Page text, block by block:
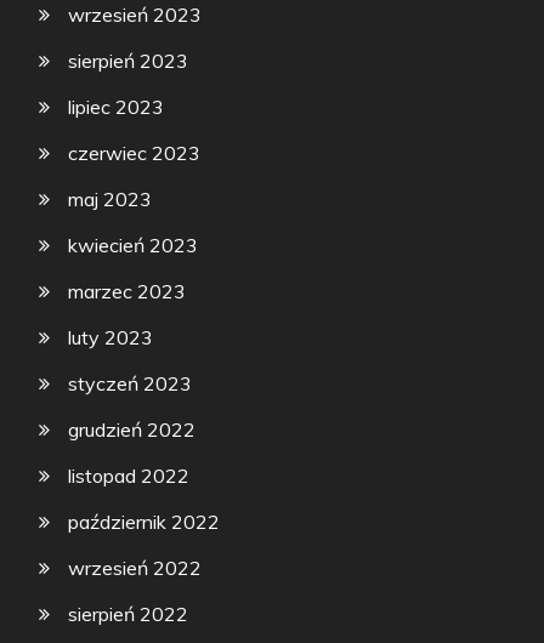
wrzesień 2023
sierpień 2023
lipiec 2023
czerwiec 2023
maj 2023
kwiecień 2023
marzec 2023
luty 2023
styczeń 2023
grudzień 2022
listopad 2022
październik 2022
wrzesień 2022
sierpień 2022